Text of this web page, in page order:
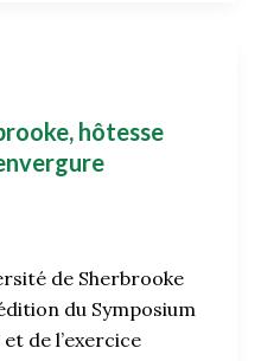
hôtesse
de Sherbrooke
du Symposium
de l’exercice